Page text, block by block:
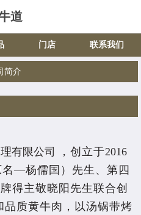
道
门店 联系我们
简介
有限公司 ， 创立于2016
名—杨儒国）先生、第四
得主敬晓阳先生联合创
质黄牛肉，以汤锅带烤